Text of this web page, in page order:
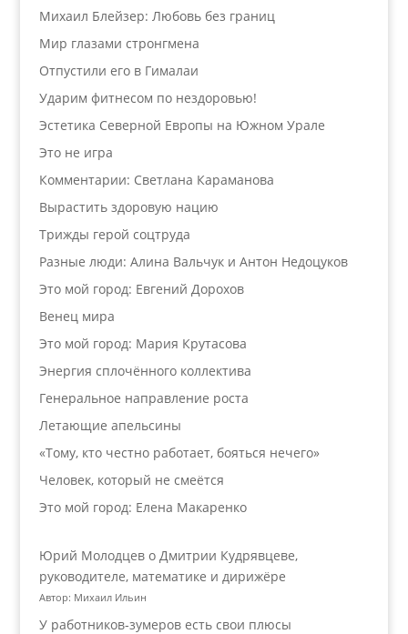
Михаил Блейзер: Любовь без границ
Мир глазами стронгмена
Отпустили его в Гималаи
Ударим фитнесом по нездоровью!
Эстетика Северной Европы на Южном Урале
Это не игра
Комментарии: Светлана Караманова
Вырастить здоровую нацию
Трижды герой соцтруда
Разные люди: Алина Вальчук и Антон Недоцуков
Это мой город: Евгений Дорохов
Венец мира
Это мой город: Мария Крутасова
Энергия сплочённого коллектива
Генеральное направление роста
Летающие апельсины
«Тому, кто честно работает, бояться нечего»
Человек, который не смеётся
Это мой город: Елена Макаренко
Юрий Молодцев о Дмитрии Кудрявцеве,
руководителе, математике и дирижёре
Автор: Михаил Ильин
У работников‑зумеров есть свои плюсы